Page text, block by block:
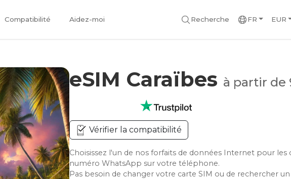
Compatibilité Aidez-moi Recherche FR EUR
eSIM Caraïbes à partir de
Vérifier la compatibilité
Choisissez l'un de nos forfaits de données Internet pour les
numéro WhatsApp sur votre téléphone.
Pas besoin de changer votre carte SIM ou de rechercher